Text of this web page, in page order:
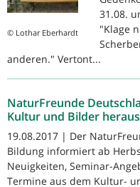
© Lothar Eberhardt
31.08.
"Klage
anderen." Vertont...
NaturFreunde
Kultur und Bilder heraus
19.08.2017 | Der
Bildung informiert ab
Neuigkeiten, Seminar-
Termine aus dem Kultur-